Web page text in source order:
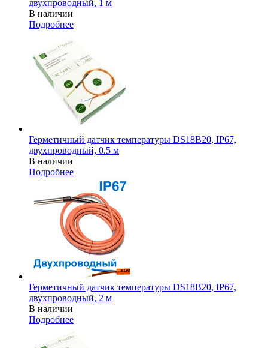
двухпроводный, 1 м
В наличии
Подробнее
Герметичный датчик температуры DS18B20, IP67,
двухпроводный, 0.5 м
В наличии
Подробнее
Герметичный датчик температуры DS18B20, IP67,
двухпроводный, 2 м
В наличии
Подробнее